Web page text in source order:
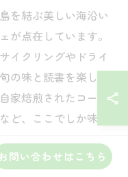
を結ぶ美しい海沿い
が点在しています。
イクリングやドライ
の味と読書を楽しむ
家焙煎されたコーヒ
ど、ここでしか味わ
定メニューや、店主
問い合わせはこちら